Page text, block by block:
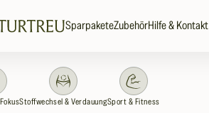
SparpaketeZubehörHilfe & Kontakt
Stoffwechsel & VerdauungSport & Fitness